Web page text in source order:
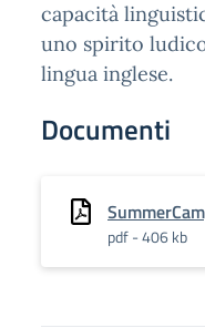
capacità
uno spirito
lingua inglese.
Documenti
pdf - 406 kb